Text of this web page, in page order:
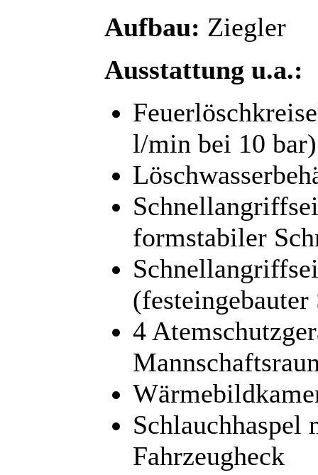
Aufbau: Ziegler
Ausstattung u.a.:
l/min bei 10 bar)
formstabiler
4
Schlauchhaspel
Fahrzeugheck